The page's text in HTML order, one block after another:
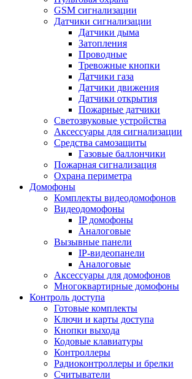
GSM сигнализации
Датчики сигнализации
Датчики дыма
Затопления
Проводные
Тревожные кнопки
Датчики газа
Датчики движения
Датчики открытия
Пожарные датчики
Светозвуковые устройства
Аксессуары для сигнализации
Средства самозащиты
Газовые баллончики
Пожарная сигнализация
Охрана периметра
Домофоны
Комплекты видеодомофонов
Видеодомофоны
IP домофоны
Аналоговые
Вызывные панели
IP-видеопанели
Аналоговые
Аксессуары для домофонов
Многоквартирные домофоны
Контроль доступа
Готовые комплекты
Ключи и карты доступа
Кнопки выхода
Кодовые клавиатуры
Контроллеры
Радиоконтроллеры и брелки
Считыватели